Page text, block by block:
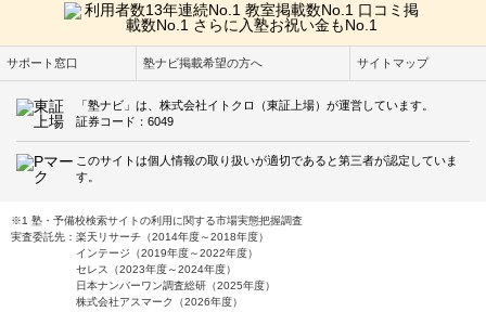
サポート窓口 塾ナビ掲載希望の方へ サイトマップ
「塾ナビ」は、株式会社イトクロ（東証上場）が運営しています。
証券コード：6049
このサイトは個人情報の取り扱いが適切であると第三者が認定していま
す。
※1 塾・予備校検索サイトの利用に関する市場実態把握調査
実査委託先：楽天リサーチ（2014年度～2018年度）
インテージ（2019年度～2022年度）
セレス（2023年度～2024年度）
日本ナンバーワン調査総研（2025年度）
株式会社アスマーク（2026年度）